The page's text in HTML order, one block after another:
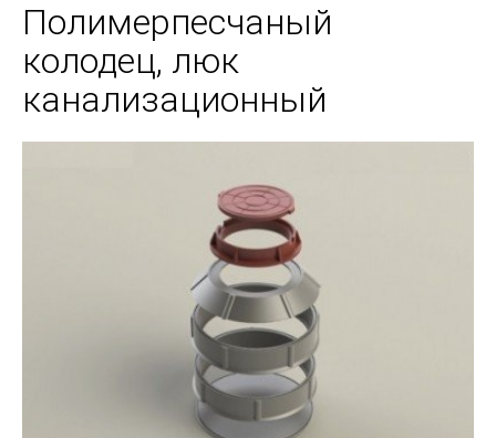
Полимерпесчаный
колодец, люк
канализационный